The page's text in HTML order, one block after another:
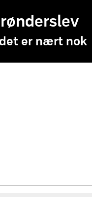
er nært nok